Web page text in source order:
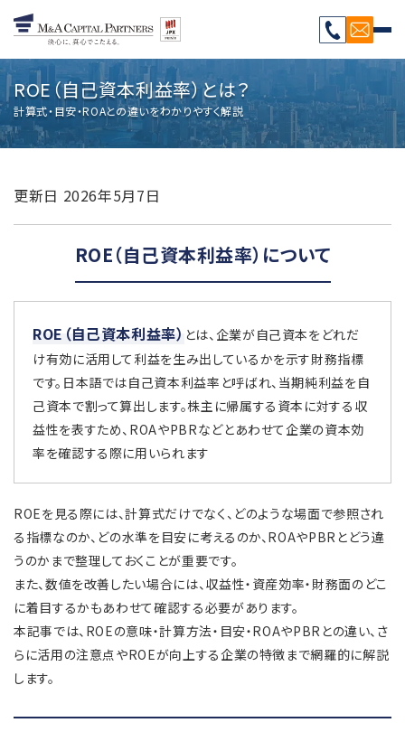
ROE（自己資本利益率）とは？
計算式・目安・ROAとの違いをわかりやすく解説
更新日 2026年5月7日
ROE（自己資本利益率）について
ROE（自己資本利益率） とは、企業が自己資本をどれだ
け有効に活用して利益を生み出しているかを示す財務指標
です。日本語では自己資本利益率と呼ばれ、当期純利益を自
己資本で割って算出します。株主に帰属する資本に対する収
益性を表すため、ROAやPBRなどとあわせて企業の資本効
率を確認する際に用いられます
ROEを見る際には、計算式だけでなく、どのような場面で参照され
る指標なのか、どの水準を目安に考えるのか、ROAやPBRとどう違
うのかまで整理しておくことが重要です。
また、数値を改善したい場合には、収益性・資産効率・財務面のどこ
に着目するかもあわせて確認する必要があります。
本記事では、ROEの意味・計算方法・目安・ROAやPBRとの違い、さ
らに活用の注意点やROEが向上する企業の特徴まで網羅的に解説
します。